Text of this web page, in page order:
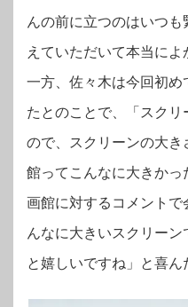
んの前に立つのはいつ
えていただいて本当によ
一方、佐々木は今回初め
たとのことで、「スク
ので、スクリーンの大
館ってこんなに大きか
画館に対するコメントで
んなに大きいスクリーン
と嬉しいですね」と喜ん